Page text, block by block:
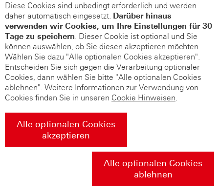
Diese Cookies sind unbedingt erforderlich und werden
daher automatisch eingesetzt. Darüber hinaus
verwenden wir Cookies, um Ihre Einstellungen für 30
Tage zu speichern. Dieser Cookie ist optional und Sie
können auswählen, ob Sie diesen akzeptieren möchten.
Wählen Sie dazu "Alle optionalen Cookies akzeptieren".
Entscheiden Sie sich gegen die Verarbeitung optionaler
Cookies, dann wählen Sie bitte "Alle optionalen Cookies
ablehnen". Weitere Informationen zur Verwendung von
Cookies finden Sie in unseren Cookie Hinweisen.
Alle optionalen Cookies
akzeptieren
Alle optionalen Cookies
ablehnen